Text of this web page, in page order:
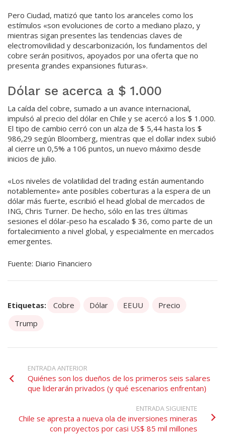
Pero Ciudad, matizó que tanto los aranceles como los
estímulos «son evoluciones de corto a mediano plazo, y
mientras sigan presentes las tendencias claves de
electromovilidad y descarbonización, los fundamentos del
cobre serán positivos, apoyados por una oferta que no
presenta grandes expansiones futuras».
Dólar se acerca a $ 1.000
La caída del cobre, sumado a un avance internacional,
impulsó al precio del dólar en Chile y se acercó a los $ 1.000.
El tipo de cambio cerró con un alza de $ 5,44 hasta los $
986,29 según Bloomberg, mientras que el dollar index subió
al cierre un 0,5% a 106 puntos, un nuevo máximo desde
inicios de julio.
«Los niveles de volatilidad del trading están aumentando
notablemente» ante posibles coberturas a la espera de un
dólar más fuerte, escribió el head global de mercados de
ING, Chris Turner. De hecho, sólo en las tres últimas
sesiones el dólar-peso ha escalado $ 36, como parte de un
fortalecimiento a nivel global, y especialmente en mercados
emergentes.
Fuente: Diario Financiero
Etiquetas: Cobre Dólar EEUU
Precio
Trump
ENTRADA ANTERIOR
Quiénes son los dueños de los primeros seis salares
que liderarán privados (y qué escenarios enfrentan)
ENTRADA SIGUIENTE
Chile se apresta a nueva ola de inversiones mineras
con proyectos por casi US$ 85 mil millones